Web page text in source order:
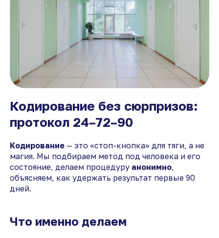
Кодирование без сюрпризов:
протокол 24–72–90
Кодирование — это «стоп-кнопка» для тяги, а не
магия. Мы подбираем метод под человека и его
состояние, делаем процедуру анонимно,
объясняем, как удержать результат первые 90
дней.
Что именно делаем